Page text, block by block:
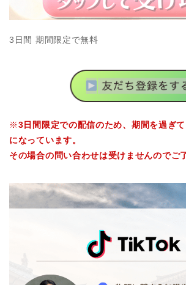
3日間 期間限定で無料
※3日間限定での配信のため、期間を過ぎ
になっています。
その場合の問い合わせは受けませんのでご